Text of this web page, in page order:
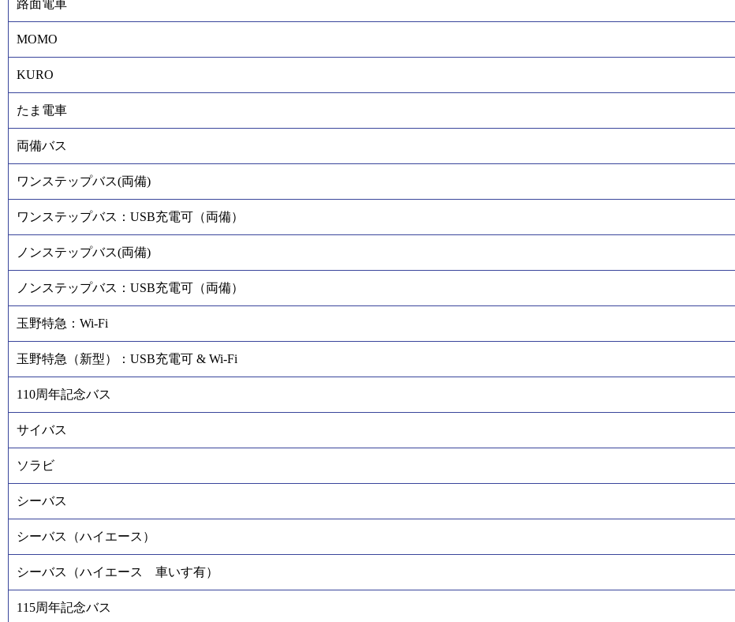
路面電車
MOMO
KURO
たま電車
両備バス
ワンステップバス(両備)
ワンステップバス：USB充電可（両備）
ノンステップバス(両備)
ノンステップバス：USB充電可（両備）
玉野特急：Wi-Fi
玉野特急（新型）：USB充電可 & Wi-Fi
110周年記念バス
サイバス
ソラビ
シーバス
シーバス（ハイエース）
シーバス（ハイエース 車いす有）
115周年記念バス